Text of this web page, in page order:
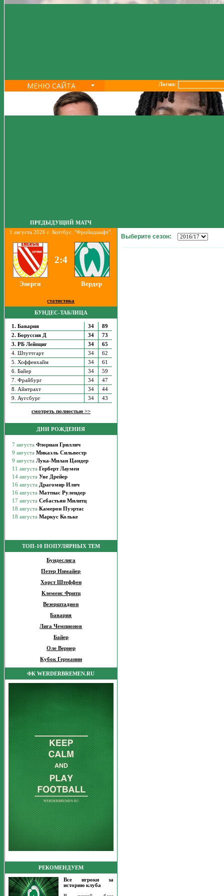
МЕНЮ САЙТА Логин:
ПРЕДЫДУЩИЙ МАТЧ
1 августа 2026 г. Коттбус. "Фройндшафт".
2:4
Энерги Вердер
статистика
БУНДЕС-ТАБЛИЦА
1. Бавария 34
89
2. Боруссия Д
34
73
3. РБ Лейпциг
34
65
4. Штуттгарт
34
62
5. Хоффенхайм
34
61
6. Байер
34
59
7. Фрайбург
34
47
8. Айнтрахт
34
44
9. Аугсбург
34 43
смотреть полностью >>
ДНИ РОЖДЕНИЯ
ТОП-10 ПОПУЛЯРНЫХ ТЕМ
Бундеслига
Петер Нимайер
Хорст Штеффен
Клеменс Фритц
Везерштадион
Бавария
Лига Чемпионов
Байер
Оле Вернер
Кубок Германии
ФК WERDERBREMEN.RU
РЕКОМЕНДУЕМ
Все игроки за
историю клуба
Выберите сезон: